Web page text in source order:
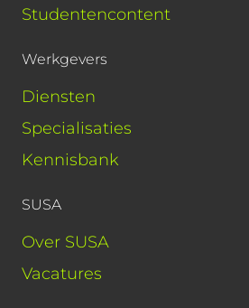
Studentencontent
Werkgevers
Diensten
Specialisaties
Kennisbank
SUSA
Over SUSA
Vacatures